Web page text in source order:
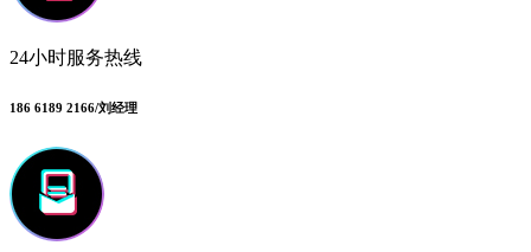
24小时服务热线
186 6189 2166/刘经理